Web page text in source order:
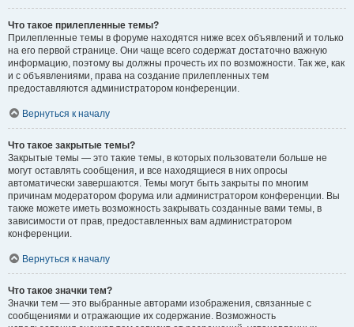
Что такое прилепленные темы?
Прилепленные темы в форуме находятся ниже всех объявлений и только
на его первой странице. Они чаще всего содержат достаточно важную
информацию, поэтому вы должны прочесть их по возможности. Так же, как
и с объявлениями, права на создание прилепленных тем
предоставляются администратором конференции.
Вернуться к началу
Что такое закрытые темы?
Закрытые темы — это такие темы, в которых пользователи больше не
могут оставлять сообщения, и все находящиеся в них опросы
автоматически завершаются. Темы могут быть закрыты по многим
причинам модератором форума или администратором конференции. Вы
также можете иметь возможность закрывать созданные вами темы, в
зависимости от прав, предоставленных вам администратором
конференции.
Вернуться к началу
Что такое значки тем?
Значки тем — это выбранные авторами изображения, связанные с
сообщениями и отражающие их содержание. Возможность